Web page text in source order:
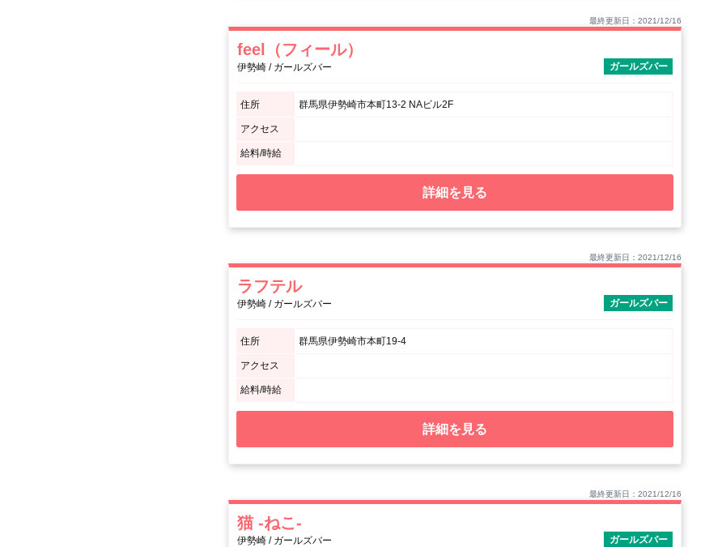
最終更新日：2021/12/16
feel（フィール）
伊勢崎 / ガールズバー ガールズバー
住所 群馬県伊勢崎市本町13-2 NAビル2F
アクセス
給料/時給
詳細を見る
最終更新日：2021/12/16
ラフテル
伊勢崎 / ガールズバー ガールズバー
住所 群馬県伊勢崎市本町19-4
アクセス
給料/時給
詳細を見る
最終更新日：2021/12/16
猫 -ねこ-
伊勢崎 / ガールズバー ガールズバー